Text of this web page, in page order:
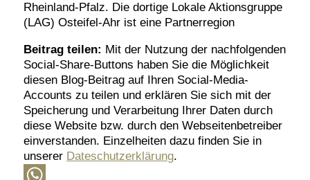
Rheinland-Pfalz. Die dortige Lokale Aktionsgruppe
(LAG) Osteifel-Ahr ist eine Partnerregion
Beitrag teilen: Mit der Nutzung der nachfolgenden
Social-Share-Buttons haben Sie die Möglichkeit
diesen Blog-Beitrag auf Ihren Social-Media-
Accounts zu teilen und erklären Sie sich mit der
Speicherung und Verarbeitung Ihrer Daten durch
diese Website bzw. durch den Webseitenbetreiber
einverstanden. Einzelheiten dazu finden Sie in
unserer Dateschutzerklärung.